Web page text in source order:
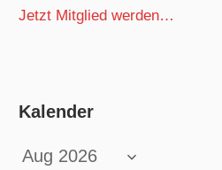
Jetzt Mitglied werden…
Kalender